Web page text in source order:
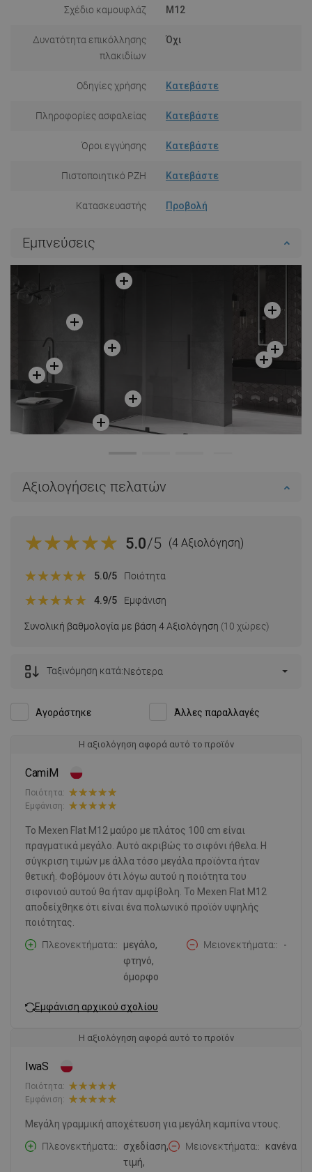
Σχέδιο καμουφλάζ M12
Δυνατότητα επικόλλησης
πλακιδίων
Όχι
Οδηγίες χρήσης Κατεβάστε
Πληροφορίες ασφαλείας Κατεβάστε
Όροι εγγύησης Κατεβάστε
Πιστοποιητικό PZH Κατεβάστε
Κατασκευαστής Προβολή
Εμπνεύσεις
Αξιολογήσεις πελατών
5.0/5 (4 Αξιολόγηση)
Συνολική βαθμολογία με βάση 4 Αξιολόγηση (10 χώρες)
5.0/5 Ποιότητα
4.9/5 Εμφάνιση
Αγοράστηκε Άλλες παραλλαγές
Ταξινόμηση κατά:Νεότερα
Η αξιολόγηση αφορά αυτό το προϊόν
CamiM
Ποιότητα:
Εμφάνιση:
Το Mexen Flat M12 μαύρο με πλάτος 100 cm είναι
πραγματικά μεγάλο. Αυτό ακριβώς το σιφόνι ήθελα. Η
σύγκριση τιμών με άλλα τόσο μεγάλα προϊόντα ήταν
θετική. Φοβόμουν ότι λόγω αυτού η ποιότητα του
σιφονιού αυτού θα ήταν αμφίβολη. Το Mexen Flat M12
αποδείχθηκε ότι είναι ένα πολωνικό προϊόν υψηλής
ποιότητας.
Πλεονεκτήματα:
μεγάλο,
φτηνό,
όμορφο
Μειονεκτήματα: -
Εμφάνιση αρχικού σχολίου
Η αξιολόγηση αφορά αυτό το προϊόν
IwaS
Ποιότητα:
Εμφάνιση:
Μεγάλη γραμμική αποχέτευση για μεγάλη καμπίνα ντους.
Πλεονεκτήματα:
σχεδίαση,
τιμή,
Μειονεκτήματα: κανένα